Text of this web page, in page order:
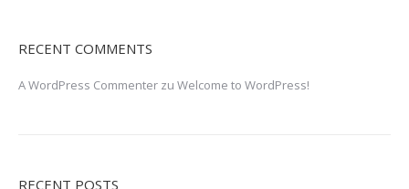
RECENT COMMENTS
A WordPress Commenter zu Welcome to WordPress!
RECENT POSTS